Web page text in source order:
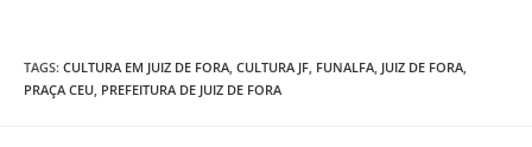
TAGS: CULTURA EM JUIZ DE FORA, CULTURA JF, FUNALFA, JUIZ DE FORA,
PRAÇA CEU, PREFEITURA DE JUIZ DE FORA